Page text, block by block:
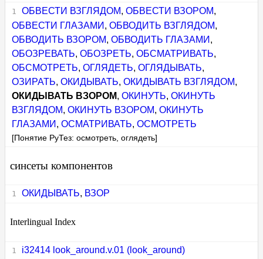
ОБВЕСТИ ВЗГЛЯДОМ, ОБВЕСТИ ВЗОРОМ,
ОБВЕСТИ ГЛАЗАМИ ,ОБВОДИТЬ ВЗГЛЯДОМ,
ОБВОДИТЬ ВЗОРОМ,ОБВОДИТЬ ГЛАЗАМИ ,
ОБОЗРЕВАТЬ,ОБОЗРЕТЬ,ОБСМАТРИВАТЬ,
ОБСМОТРЕТЬ,ОГЛЯДЕТЬ,ОГЛЯДЫВАТЬ,
ОЗИРАТЬ,ОКИДЫВАТЬ,ОКИДЫВАТЬ ВЗГЛЯДОМ,
ОКИДЫВАТЬ ВЗОРОМ,ОКИНУТЬ,ОКИНУТЬ
ВЗГЛЯДОМ,ОКИНУТЬ ВЗОРОМ,ОКИНУТЬ
ГЛАЗАМИ ,ОСМАТРИВАТЬ,ОСМОТРЕТЬ
[Понятие РуТез: осмотреть, оглядеть]
синсеты компонентов
ОКИДЫВАТЬ, ВЗОР
Interlingual Index
i32414 look_around.v.01 (look_around)